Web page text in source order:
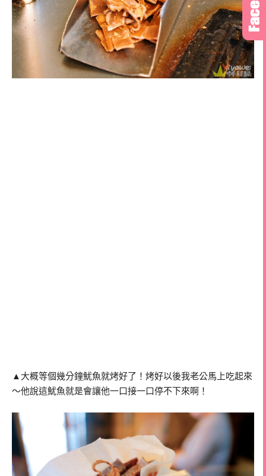
▲大概等個幾分鐘魷魚就烤好了！烤好以後我老公馬上吃起來
～他說這魷魚就是會讓他一口接一口停不下來啊！